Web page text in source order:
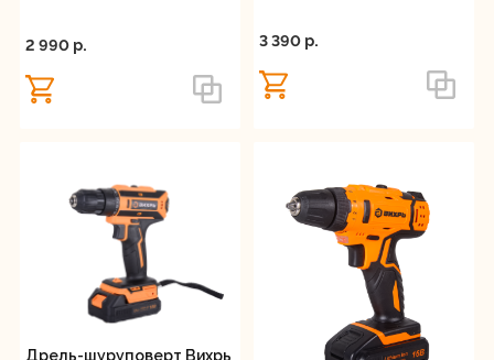
2 990 p. 3 390 p.
Дрель-шуруповерт Вихрь